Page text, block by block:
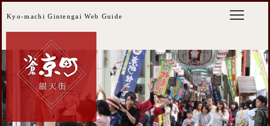
Kyo-machi Gintengai Web Guide